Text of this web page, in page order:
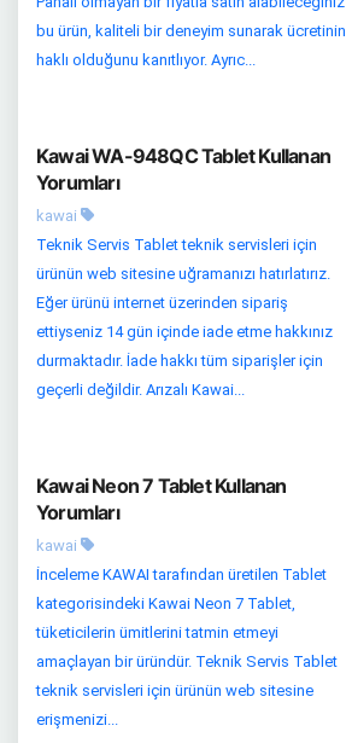
bu ürün, kaliteli bir deneyim sunarak ücretinin
haklı olduğunu kanıtlıyor. Ayrıc...
Kawai WA-948QC Tablet Kullanan
Yorumları
kawai
Teknik Servis Tablet teknik servisleri için
ürünün web sitesine uğramanızı hatırlatırız.
Eğer ürünü internet üzerinden sipariş
ettiyseniz 14 gün içinde iade etme hakkınız
durmaktadır. İade hakkı tüm siparişler için
geçerli değildir. Arızalı Kawai...
Kawai Neon 7 Tablet Kullanan
Yorumları
kawai
İnceleme KAWAI tarafından üretilen Tablet
kategorisindeki Kawai Neon 7 Tablet,
tüketicilerin ümitlerini tatmin etmeyi
amaçlayan bir üründür. Teknik Servis Tablet
teknik servisleri için ürünün web sitesine
erişmenizi...